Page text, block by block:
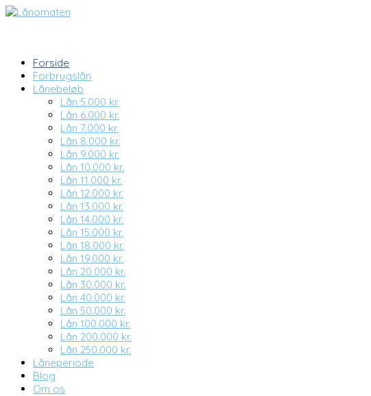
Forside
Forbrugslån
Lånebeløb
Lån 5.000 kr.
Lån 6.000 kr.
Lån 7.000 kr.
Lån 8.000 kr.
Lån 9.000 kr.
Lån 10.000 kr.
Lån 11.000 kr.
Lån 12.000 kr.
Lån 13.000 kr.
Lån 14.000 kr.
Lån 15.000 kr.
Lån 18.000 kr.
Lån 19.000 kr.
Lån 20.000 kr.
Lån 30.000 kr.
Lån 40.000 kr.
Lån 50.000 kr.
Lån 100.000 kr.
Lån 200.000 kr.
Lån 250.000 kr.
Låneperiode
Blog
Om os